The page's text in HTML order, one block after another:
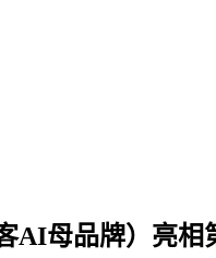
AI母品牌）亮相